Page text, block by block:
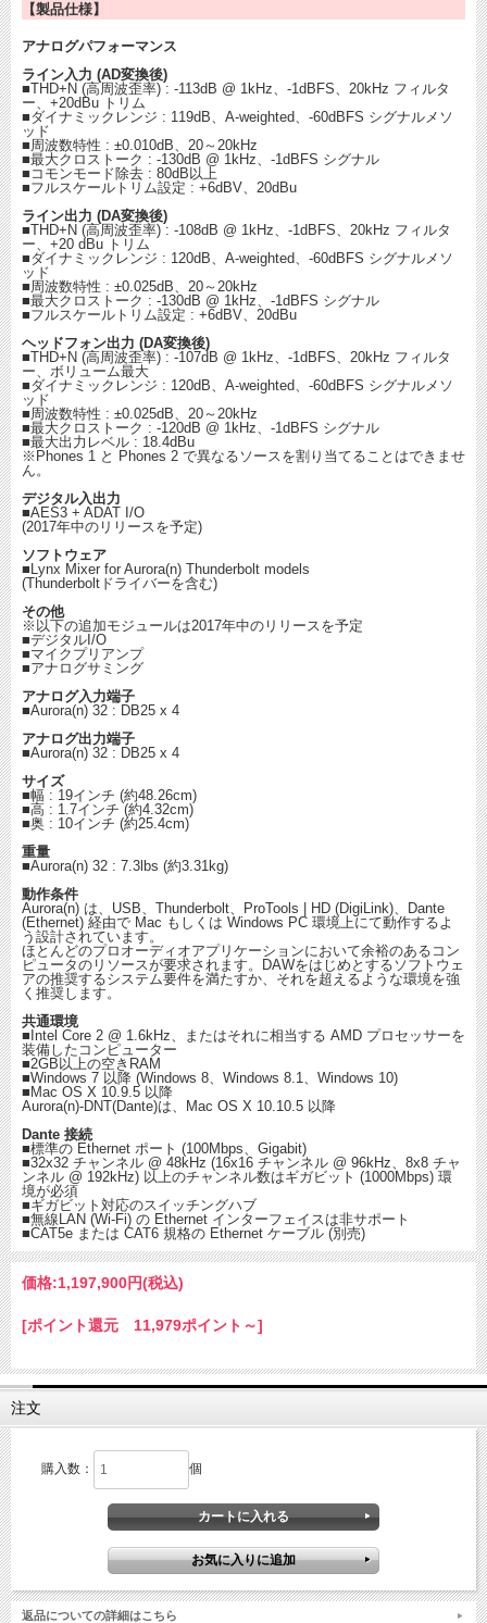
【製品仕様】
アナログパフォーマンス
ライン入力 (AD変換後)
■THD+N (高周波歪率) : ‐113dB @ 1kHz、‐1dBFS、20kHz フィルタ
ー、+20dBu トリム
■ダイナミックレンジ : 119dB、A‐weighted、‐60dBFS シグナルメソ
ッド
■周波数特性 : ±0.010dB、20～20kHz
■最大クロストーク : ‐130dB @ 1kHz、‐1dBFS シグナル
■コモンモード除去 : 80dB以上
■フルスケールトリム設定 : +6dBV、20dBu
ライン出力 (DA変換後)
■THD+N (高周波歪率) : ‐108dB @ 1kHz、‐1dBFS、20kHz フィルタ
ー、+20 dBu トリム
■ダイナミックレンジ : 120dB、A‐weighted、‐60dBFS シグナルメソ
ッド
■周波数特性 : ±0.025dB、20～20kHz
■最大クロストーク : ‐130dB @ 1kHz、‐1dBFS シグナル
■フルスケールトリム設定 : +6dBV、20dBu
ヘッドフォン出力 (DA変換後)
■THD+N (高周波歪率) : ‐107dB @ 1kHz、‐1dBFS、20kHz フィルタ
ー、ボリューム最大
■ダイナミックレンジ : 120dB、A‐weighted、‐60dBFS シグナルメソ
ッド
■周波数特性 : ±0.025dB、20～20kHz
■最大クロストーク : ‐120dB @ 1kHz、‐1dBFS シグナル
■最大出力レベル : 18.4dBu
※Phones 1 と Phones 2 で異なるソースを割り当てることはできませ
ん。
デジタル入出力
■AES3 + ADAT I/O
(2017年中のリリースを予定)
ソフトウェア
■Lynx Mixer for Aurora(n) Thunderbolt models
(Thunderboltドライバーを含む)
その他
※以下の追加モジュールは2017年中のリリースを予定
■デジタルI/O
■マイクプリアンプ
■アナログサミング
アナログ入力端子
■Aurora(n) 32 : DB25 x 4
アナログ出力端子
■Aurora(n) 32 : DB25 x 4
サイズ
■幅 : 19インチ (約48.26cm)
■高 : 1.7インチ (約4.32cm)
■奥 : 10インチ (約25.4cm)
重量
■Aurora(n) 32 : 7.3lbs (約3.31kg)
動作条件
Aurora(n) は、USB、Thunderbolt、ProTools | HD (DigiLink)、Dante
(Ethernet) 経由で Mac もしくは Windows PC 環境上にて動作するよ
う設計されています。
ほとんどのプロオーディオアプリケーションにおいて余裕のあるコン
ピュータのリソースが要求されます。DAWをはじめとするソフトウェ
アの推奨するシステム要件を満たすか、それを超えるような環境を強
く推奨します。
共通環境
■Intel Core 2 @ 1.6kHz、またはそれに相当する AMD プロセッサーを
装備したコンピューター
■2GB以上の空きRAM
■Windows 7 以降 (Windows 8、Windows 8.1、Windows 10)
■Mac OS X 10.9.5 以降
Aurora(n)-DNT(Dante)は、Mac OS X 10.10.5 以降
Dante 接続
■標準の Ethernet ポート (100Mbps、Gigabit)
■32x32 チャンネル @ 48kHz (16x16 チャンネル @ 96kHz、8x8 チャ
ンネル @ 192kHz) 以上のチャンネル数はギガビット (1000Mbps) 環
境が必須
■ギガビット対応のスイッチングハブ
■無線LAN (Wi-Fi) の Ethernet インターフェイスは非サポート
■CAT5e または CAT6 規格の Ethernet ケーブル (別売)
価格:1,197,900円(税込)
[ポイント還元 11,979ポイント～]
注文
購入数： 個
返品についての詳細はこちら